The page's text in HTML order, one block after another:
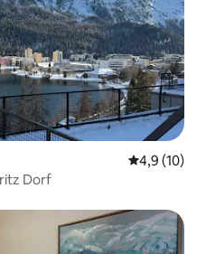
Nilai rata-
4,9 (10)
Dorf